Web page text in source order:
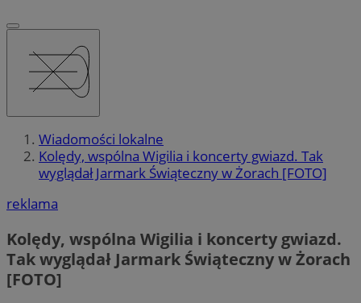
Wiadomości lokalne
Kolędy, wspólna Wigilia i koncerty gwiazd. Tak
wyglądał Jarmark Świąteczny w Żorach [FOTO]
reklama
Kolędy, wspólna Wigilia i koncerty gwiazd.
Tak wyglądał Jarmark Świąteczny w Żorach
[FOTO]